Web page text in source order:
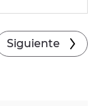
Siguiente